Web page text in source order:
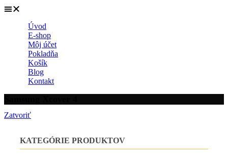
Úvod
E-shop
Môj účet
Pokladňa
Košík
Blog
Kontakt
Zatvoriť
KATEGÓRIE PRODUKTOV